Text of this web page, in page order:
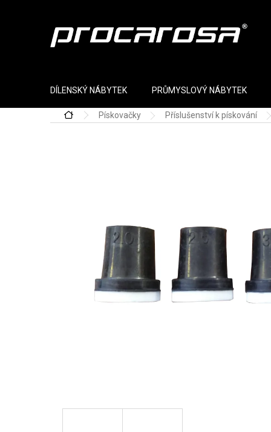
DÍLENSKÝ NÁBYTEK PRŮMYSLOVÝ NÁBYTEK
Domů Pískovačky Příslušenství k pískování